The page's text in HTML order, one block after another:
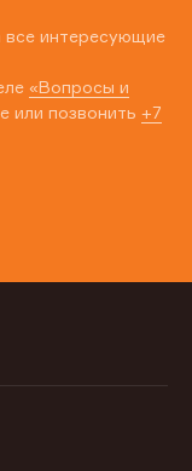
все интересующие
«Вопросы и
или позвонить +7